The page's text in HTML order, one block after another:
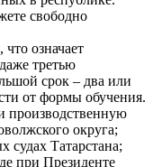
свободно
означает
третью
срок – два или
от формы обучения.
производственную
округа;
судах Татарстана;
при Президенте